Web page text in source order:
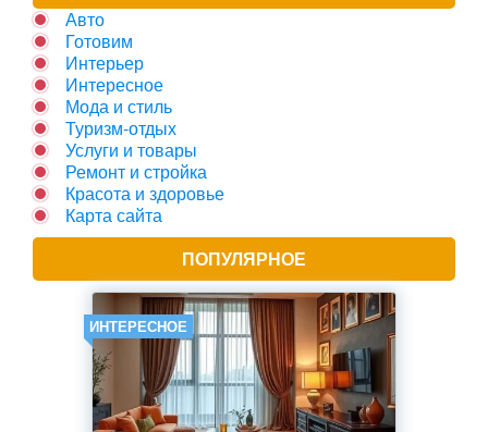
Авто
Готовим
Интерьер
Интересное
Мода и стиль
Туризм-отдых
Услуги и товары
Ремонт и стройка
Красота и здоровье
Карта сайта
ПОПУЛЯРНОЕ
ИНТЕРЕСНОЕ